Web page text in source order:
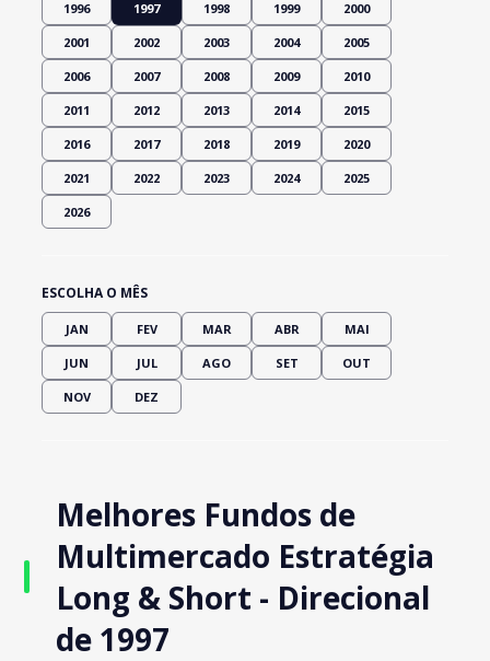
1996 1997 1998 1999 2000
2001 2002 2003 2004 2005
2006 2007 2008 2009 2010
2011 2012 2013 2014 2015
2016 2017 2018 2019 2020
2021 2022 2023 2024 2025
2026
ESCOLHA O MÊS
JAN FEV MAR ABR MAI
JUN JUL AGO SET OUT
NOV DEZ
Melhores Fundos de
Multimercado Estratégia
Long & Short - Direcional
de 1997